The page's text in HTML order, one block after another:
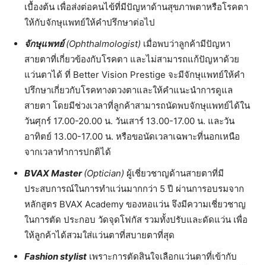
เบื้องต้น เพื่อส่งต่อคนไข้ที่มีปัญหาด้านสุขภาพตาหรือโรคตา
ให้กับจักษุแพทย์ให้คำปรึกษาต่อไป
จักษุแพทย์(Ophthalmologist) เมื่อพบว่าลูกค้ามีปัญหา
สายตาที่เกี่ยวข้องกับโรคตา และไม่สามารถแก้ปัญหาด้วย
แว่นตาได้ ที่ Better Vision Prestige จะมีจักษุแพทย์ให้คำ
ปรึกษาเกี่ยวกับโรคทางดวงตาและให้คำแนะนำการดูแล
สายตา โดยมีช่วงเวลาที่ลูกค้าสามารถนัดพบจักษุแพทย์ได้ใน
วันศุกร์ 17.00-20.00 น. วันเสาร์ 13.00-17.00 น. และวัน
อาทิตย์ 13.00-17.00 น. หรือขอนัดเวลาเฉพาะที่นอกเหนือ
จากเวลาทำการปกติได้
BVAX Master(Optician) ผู้เชี่ยวชาญด้านสายตาที่มี
ประสบการณ์ในการทำแว่นมากกว่า 5 ปี ผ่านการอบรมจาก
หลักสูตร BVAX Academy ของหอแว่น จึงมีความเชี่ยวชาญ
ในการตัด ประกอบ วัดจุดโฟกัส รวมทั้งปรับและดัดแว่น เพื่อ
ให้ลูกค้าได้สวมใส่แว่นตาที่สบายตาที่สุด
Fashion stylist เพราะการตัดสินใจเลือกแว่นตาที่เข้ากับ